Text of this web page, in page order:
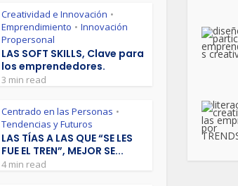
Creatividad e Innovación •
Emprendimiento • Innovación
Propersonal
LAS SOFT SKILLS, Clave para
los emprendedores.
3 min read
Centrado en las Personas •
Tendencias y Futuros
LAS TÍAS A LAS QUE “SE LES
FUE EL TREN”, MEJOR SE...
4 min read